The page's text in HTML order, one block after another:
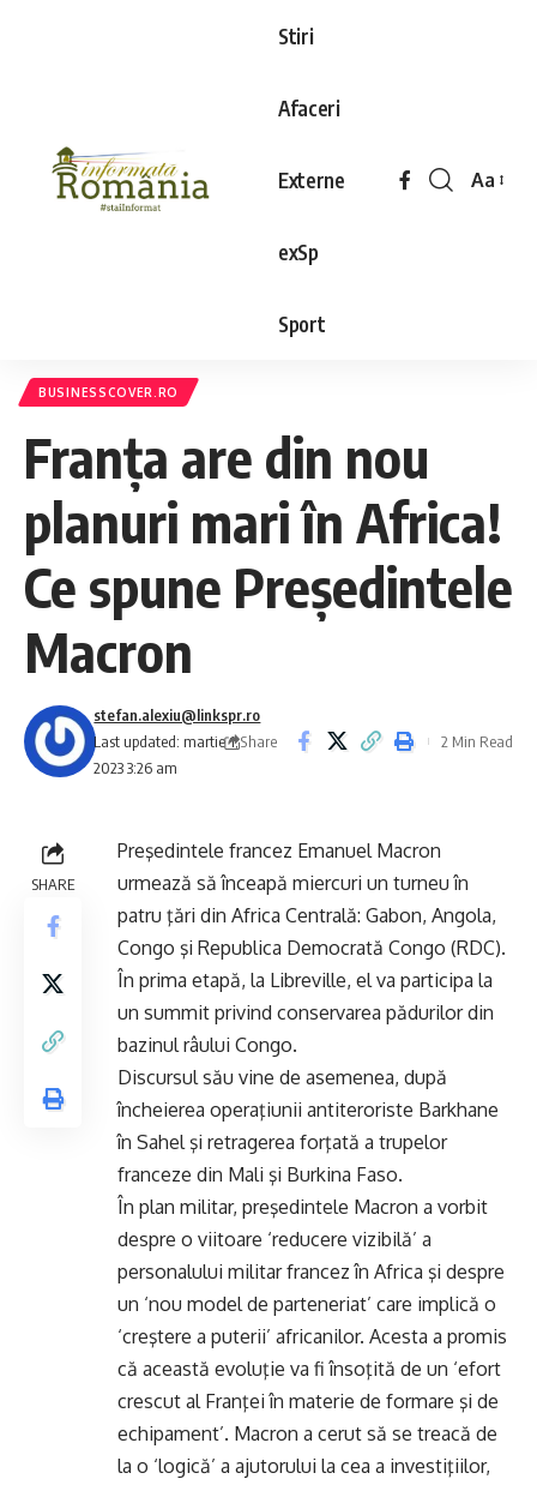
Stiri
Afaceri
Externe
exSp
Sport
Aa
BUSINESSCOVER.RO
Franța are din nou
planuri mari în Africa!
Ce spune Președintele
Macron
Last updated: martie 1,
2023 3:26 am
stefan.alexiu@linkspr.ro
Share
2 Min Read
SHARE
Preşedintele francez Emanuel Macron
urmează să înceapă miercuri un turneu în
patru ţări din Africa Centrală: Gabon, Angola,
Congo şi Republica Democrată Congo (RDC).
În prima etapă, la Libreville, el va participa la
un summit privind conservarea pădurilor din
bazinul râului Congo.
Discursul său vine de asemenea, după
încheierea operaţiunii antiteroriste Barkhane
în Sahel şi retragerea forţată a trupelor
franceze din Mali şi Burkina Faso.
În plan militar, preşedintele Macron a vorbit
despre o viitoare ‘reducere vizibilă’ a
personalului militar francez în Africa şi despre
un ‘nou model de parteneriat’ care implică o
‘creştere a puterii’ africanilor. Acesta a promis
că această evoluţie va fi însoţită de un ‘efort
crescut al Franţei în materie de formare şi de
echipament’. Macron a cerut să se treacă de
la o ‘logică’ a ajutorului la cea a investiţiilor,